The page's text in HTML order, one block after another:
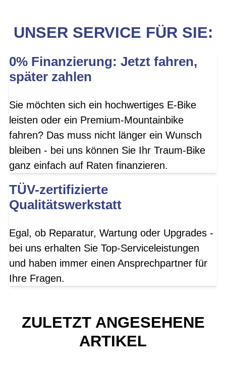
UNSER SERVICE FÜR SIE:
0% Finanzierung: Jetzt fahren,
später zahlen
Sie möchten sich ein hochwertiges E-Bike
leisten oder ein Premium-Mountainbike
fahren? Das muss nicht länger ein Wunsch
bleiben - bei uns können Sie Ihr Traum-Bike
ganz einfach auf Raten finanzieren.
TÜV-zertifizierte
Qualitätswerkstatt
Egal, ob Reparatur, Wartung oder Upgrades -
bei uns erhalten Sie Top-Serviceleistungen
und haben immer einen Ansprechpartner für
Ihre Fragen.
ZULETZT ANGESEHENE
ARTIKEL